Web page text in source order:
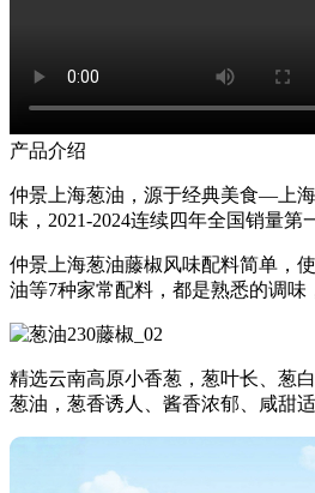
产品介绍
仲景上海葱油，源于经典美食—上
味，2021-2024连续四年全国销量第
仲景上海葱油藤椒风味配料简单，
油等7种家常配料，都是熟悉的调味
精选云南高原小香葱，葱叶长、葱
葱油，葱香诱人、酱香浓郁、咸甜适